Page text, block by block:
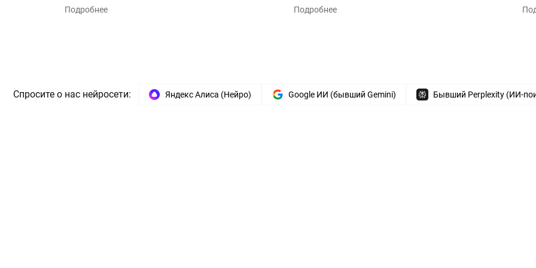
Подробнее Подробнее
Спросите о нас нейросети: Яндекс Алиса (Нейро) Google ИИ (бывший Gemini) Бывший Perplexity (ИИ-